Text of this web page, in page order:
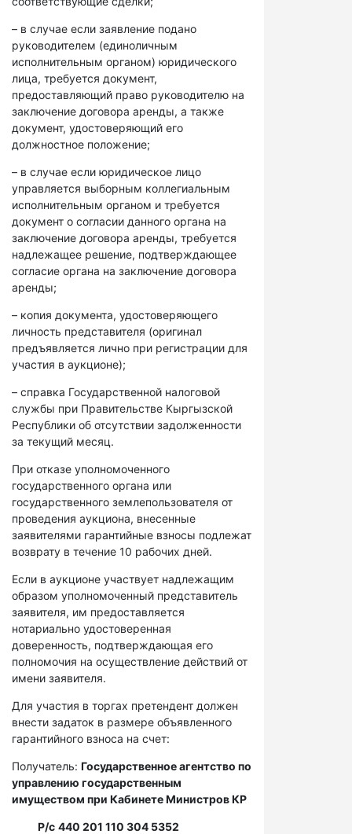
– в случае если заявление подано
руководителем (единоличным
исполнительным органом) юридического
лица, требуется документ,
предоставляющий право руководителю на
заключение договора аренды, а также
документ, удостоверяющий его
должностное положение;
– в случае если юридическое лицо
управляется выборным коллегиальным
исполнительным органом и требуется
документ о согласии данного органа на
заключение договора аренды, требуется
надлежащее решение, подтверждающее
согласие органа на заключение договора
аренды;
– копия документа, удостоверяющего
личность представителя (оригинал
предъявляется лично при регистрации для
участия в аукционе);
– справка Государственной налоговой
службы при Правительстве Кыргызской
Республики об отсутствии задолженности
за текущий месяц.
При отказе уполномоченного
государственного органа или
государственного землепользователя от
проведения аукциона, внесенные
заявителями гарантийные взносы подлежат
возврату в течение 10 рабочих дней.
Если в аукционе участвует надлежащим
образом уполномоченный представитель
заявителя, им предоставляется
нотариально удостоверенная
доверенность, подтверждающая его
полномочия на осуществление действий от
имени заявителя.
Для участия в торгах претендент должен
внести задаток в размере объявленного
гарантийного взноса на счет:
Получатель: Государственное агентство по
управлению государственным
имуществом при Кабинете Министров КР
Р/с 440 201 110 304 5352